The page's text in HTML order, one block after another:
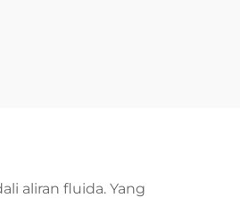
aliran fluida. Yang